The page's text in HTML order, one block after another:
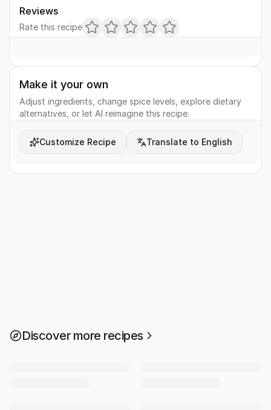
Reviews
Rate this recipe
Make it your own
Adjust ingredients, change spice levels, explore dietary
alternatives, or let AI reimagine this recipe.
Customize Recipe Translate to English
Discover more recipes